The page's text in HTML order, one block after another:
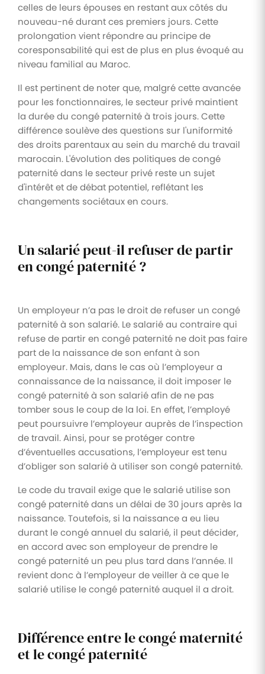
celles de leurs épouses en restant aux côtés du
nouveau-né durant ces premiers jours. Cette
prolongation vient répondre au principe de
coresponsabilité qui est de plus en plus évoqué au
niveau familial au Maroc.
Il est pertinent de noter que, malgré cette avancée
pour les fonctionnaires, le secteur privé maintient
la durée du congé paternité à trois jours. Cette
différence soulève des questions sur l'uniformité
des droits parentaux au sein du marché du travail
marocain. L'évolution des politiques de congé
paternité dans le secteur privé reste un sujet
d'intérêt et de débat potentiel, reflétant les
changements sociétaux en cours.
Un salarié peut-il refuser de partir
en congé paternité ?
Un employeur n’a pas le droit de refuser un congé
paternité à son salarié. Le salarié au contraire qui
refuse de partir en congé paternité ne doit pas faire
part de la naissance de son enfant à son
employeur. Mais, dans le cas où l’employeur a
connaissance de la naissance, il doit imposer le
congé paternité à son salarié afin de ne pas
tomber sous le coup de la loi. En effet, l’employé
peut poursuivre l’employeur auprès de l’inspection
de travail. Ainsi, pour se protéger contre
d’éventuelles accusations, l’employeur est tenu
d’obliger son salarié à utiliser son congé paternité.
Le code du travail exige que le salarié utilise son
congé paternité dans un délai de 30 jours après la
naissance. Toutefois, si la naissance a eu lieu
durant le congé annuel du salarié, il peut décider,
en accord avec son employeur de prendre le
congé paternité un peu plus tard dans l’année. Il
revient donc à l’employeur de veiller à ce que le
salarié utilise le congé paternité auquel il a droit.
Différence entre le congé maternité
et le congé paternité